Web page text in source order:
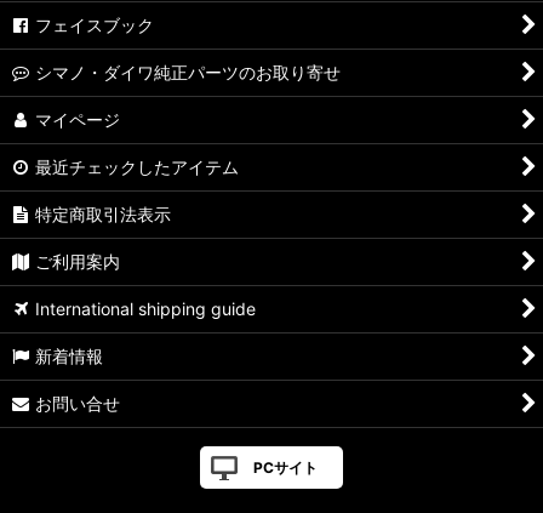
フェイスブック
シマノ・ダイワ純正パーツのお取り寄せ
マイページ
最近チェックしたアイテム
特定商取引法表示
ご利用案内
International shipping guide
新着情報
お問い合せ
PCサイト